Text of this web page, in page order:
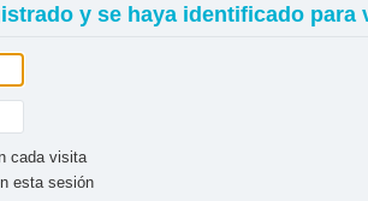
y se haya identificado para
cada visita
esta sesión